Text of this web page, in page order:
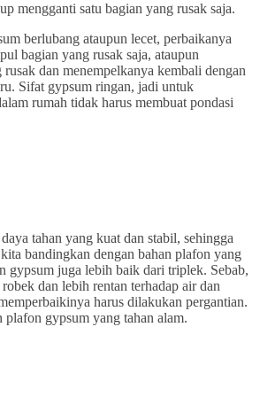
mengganti satu bagian yang rusak saja.
berlubang ataupun lecet, perbaikanya
bagian yang rusak saja, ataupun
dan menempelkanya kembali dengan
Sifat gypsum ringan, jadi untuk
rumah tidak harus membuat pondasi
tahan yang kuat dan stabil, sehingga
bandingkan dengan bahan plafon yang
gypsum juga lebih baik dari triplek. Sebab,
dan lebih rentan terhadap air dan
harus dilakukan pergantian.
plafon gypsum yang tahan alam.